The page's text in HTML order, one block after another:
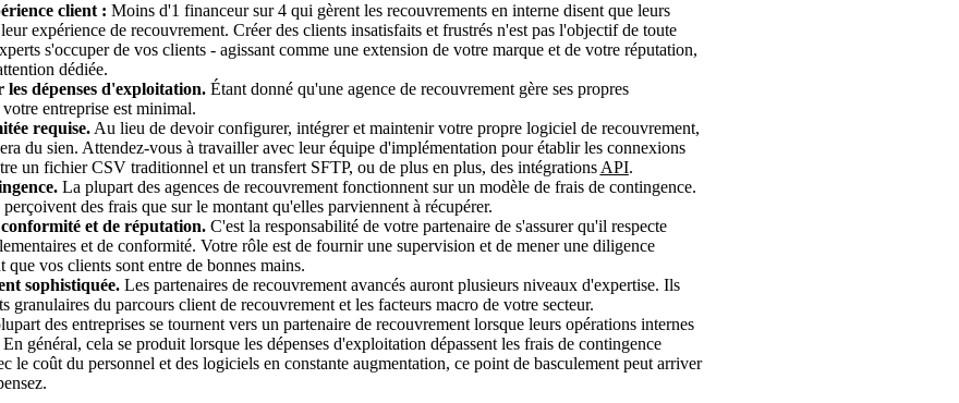
client : Moins d'1 financeur sur 4 qui gèrent les recouvrements en interne disent que leurs
expérience de recouvrement. Créer des clients insatisfaits et frustrés n'est pas l'objectif de toute
s'occuper de vos clients - agissant comme une extension de votre marque et de votre réputation,
dédiée.
dépenses d'exploitation.Étant donné qu'une agence de recouvrement gère ses propres
entreprise est minimal.
requise.Au lieu de devoir configurer, intégrer et maintenir votre propre logiciel de recouvrement,
du sien. Attendez-vous à travailler avec leur équipe d'implémentation pour établir les connexions
un fichier CSV traditionnel et un transfert SFTP, ou de plus en plus, des intégrations API.
La plupart des agences de recouvrement fonctionnent sur un modèle de frais de contingence.
des frais que sur le montant qu'elles parviennent à récupérer.
et de réputation.C'est la responsabilité de votre partenaire de s'assurer qu'il respecte
et de conformité. Votre rôle est de fournir une supervision et de mener une diligence
que vos clients sont entre de bonnes mains.
sophistiquée.Les partenaires de recouvrement avancés auront plusieurs niveaux d'expertise. Ils
granulaires du parcours client de recouvrement et les facteurs macro de votre secteur.
des entreprises se tournent vers un partenaire de recouvrement lorsque leurs opérations internes
général, cela se produit lorsque les dépenses d'exploitation dépassent les frais de contingence
le coût du personnel et des logiciels en constante augmentation, ce point de basculement peut arriver